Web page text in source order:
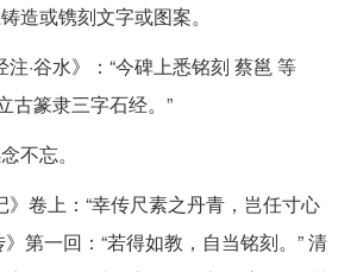
造或镌刻文字或图案。
·谷水》：“今碑上悉铭刻 蔡邕 等
古篆隶三字石经。”
不忘。
》卷上：“幸传尺素之丹青，岂任寸心
第一回：“若得如教，自当铭刻。” 清